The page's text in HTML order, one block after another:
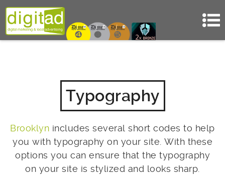
Typography
Brooklyn includes several short codes to help
you with typography on your site. With these
options you can ensure that the typography
on your site is stylized and looks sharp.